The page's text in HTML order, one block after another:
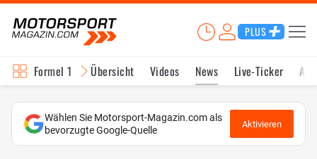
PLUS
Formel 1 Übersicht Videos News Live-Ticker
Wählen Sie Motorsport-Magazin.com als
bevorzugte Google-Quelle
Aktivieren